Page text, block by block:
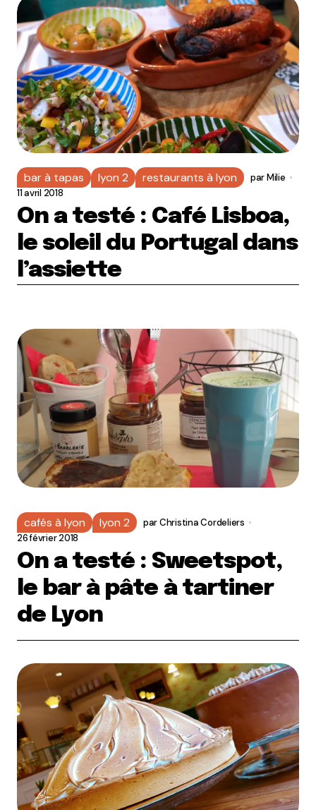
bar à tapas lyon 2 restaurants à lyon parMilie
11 avril 2018
On a testé : Café Lisboa,
le soleil du Portugal dans
l’assiette
cafés à lyon lyon 2 parChristina Cordeliers
26 février 2018
On a testé : Sweetspot,
le bar à pâte à tartiner
de Lyon